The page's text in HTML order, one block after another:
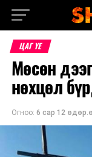
ЦАГ ҮЕ
Мөсөн
нөхцөл
Огноо: 6 сар 12